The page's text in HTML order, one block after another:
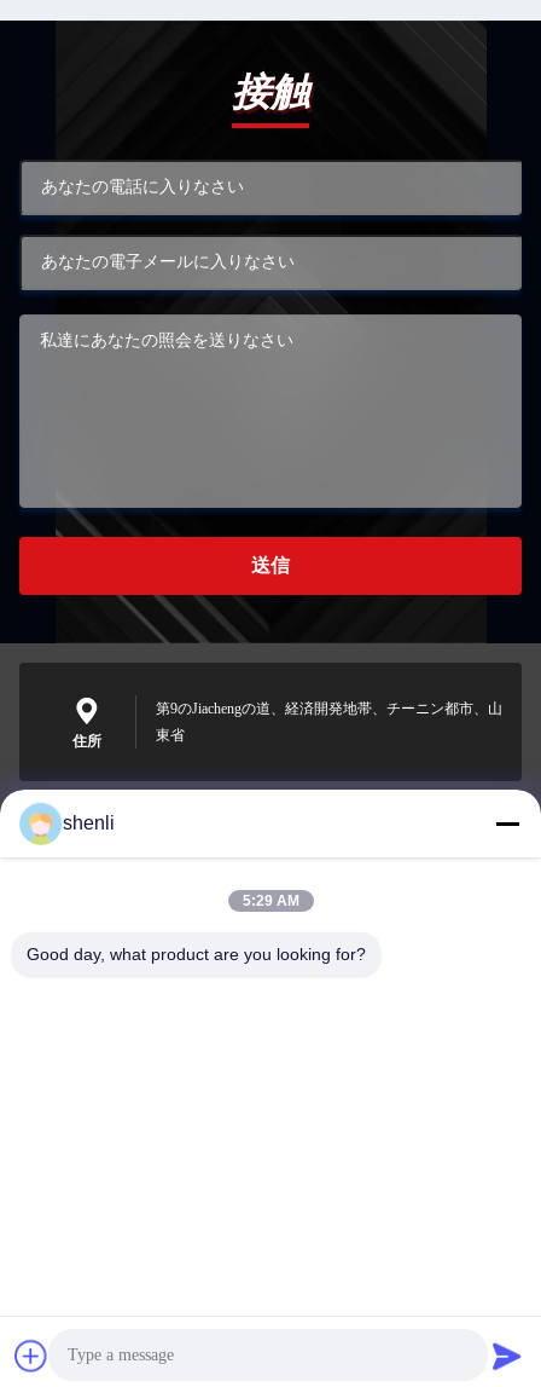
最もよい価格を得なさい
接触
送信
住所
第9のJiachengの道、経済開発地帯、チーニン都市、山
東省
shenli@shenlirigging.com
Shandong Shenli Rigging Co., Ltd.
shenli
5:29 AM
Good day, what product are you looking for?